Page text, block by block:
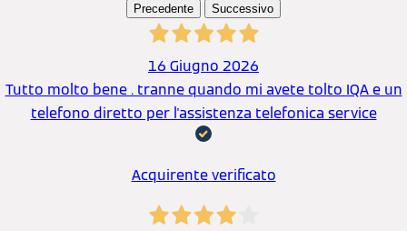
Precedente Successivo
16 Giugno 2026
Tutto molto bene . tranne quando mi avete tolto IQA e un
telefono diretto per l'assistenza telefonica service
Acquirente verificato